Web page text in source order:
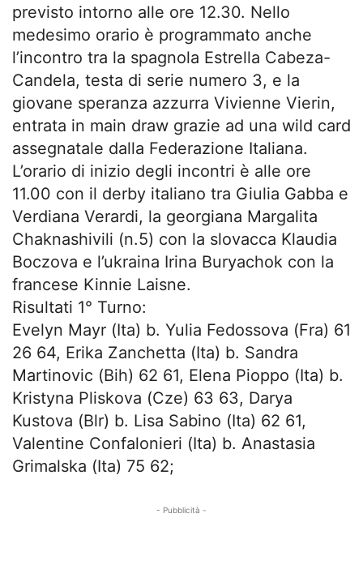
previsto intorno alle ore 12.30. Nello
medesimo orario è programmato anche
l’incontro tra la spagnola Estrella Cabeza-
Candela, testa di serie numero 3, e la
giovane speranza azzurra Vivienne Vierin,
entrata in main draw grazie ad una wild card
assegnatale dalla Federazione Italiana.
L’orario di inizio degli incontri è alle ore
11.00 con il derby italiano tra Giulia Gabba e
Verdiana Verardi, la georgiana Margalita
Chaknashivili (n.5) con la slovacca Klaudia
Boczova e l’ukraina Irina Buryachok con la
francese Kinnie Laisne.
Risultati 1° Turno:
Evelyn Mayr (Ita) b. Yulia Fedossova (Fra) 61
26 64, Erika Zanchetta (Ita) b. Sandra
Martinovic (Bih) 62 61, Elena Pioppo (Ita) b.
Kristyna Pliskova (Cze) 63 63, Darya
Kustova (Blr) b. Lisa Sabino (Ita) 62 61,
Valentine Confalonieri (Ita) b. Anastasia
Grimalska (Ita) 75 62;
- Pubblicità -